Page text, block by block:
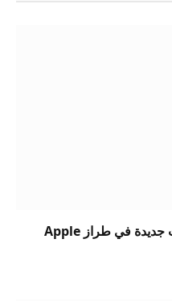
iPhone Ultra قادم: ست ميزات جديدة في طراز Apple